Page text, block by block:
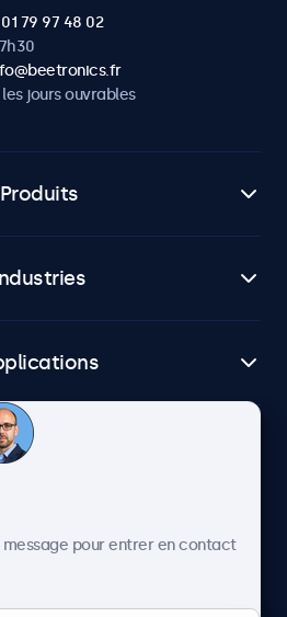
79 97 48 02
les jours ouvrables
Produits
client
message pour entrer en contact